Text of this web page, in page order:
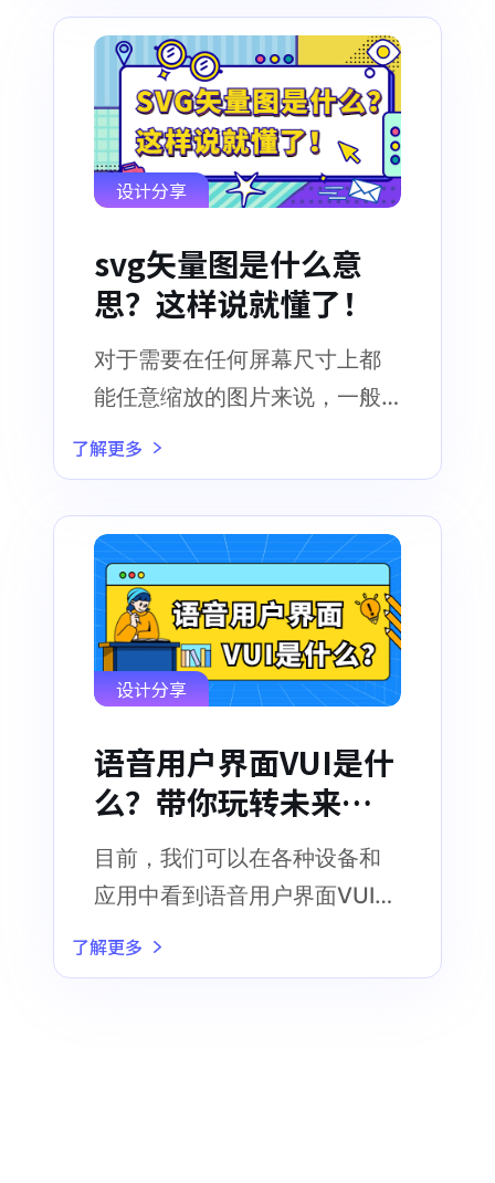
设计分享
svg矢量图是什么意
思？这样说就懂了！
对于需要在任何屏幕尺寸上都
能任意缩放的图片来说，一般
常采用SVG矢量图比较合适
了解更多
设计分享
语音用户界面VUI是什
么？带你玩转未来科
技！
目前，我们可以在各种设备和
应用中看到语音用户界面VUI的
广泛应用
了解更多